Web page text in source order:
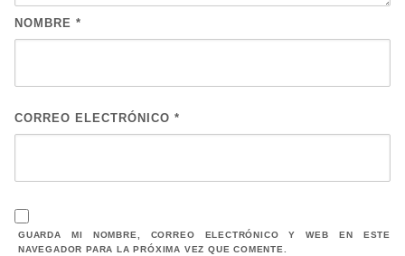
NOMBRE *
CORREO ELECTRÓNICO *
GUARDA MI NOMBRE, CORREO ELECTRÓNICO Y WEB EN ESTE
NAVEGADOR PARA LA PRÓXIMA VEZ QUE COMENTE.